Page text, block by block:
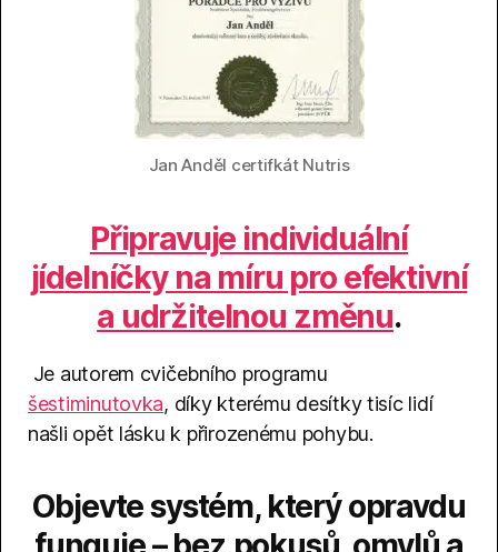
Jan Anděl certifkát Nutris
Připravuje individuální
jídelníčky na míru pro efektivní
a udržitelnou změnu.
Je autorem cvičebního programu
šestiminutovka, díky kterému desítky tisíc lidí
našli opět lásku k přirozenému pohybu.
Objevte systém, který opravdu